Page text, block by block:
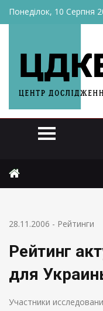
Понеділок, 10 Серпня
Рейтинг актуальных
28.11.2006 - Рейтинги
Рейтинг
для
Участники